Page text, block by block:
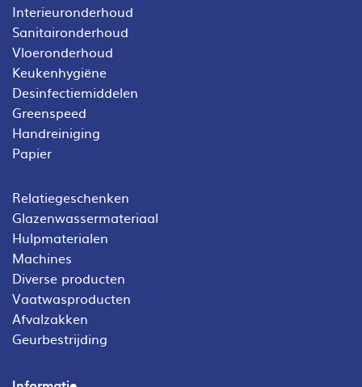
Interieuronderhoud
Sanitaironderhoud
Vloeronderhoud
Keukenhygiëne
Desinfectiemiddelen
Greenspeed
Handreiniging
Papier
Relatiegeschenken
Glazenwassermateriaal
Hulpmaterialen
Machines
Diverse producten
Vaatwasproducten
Afvalzakken
Geurbestrijding